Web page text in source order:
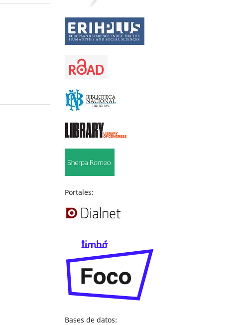
Portales:
Bases de datos: